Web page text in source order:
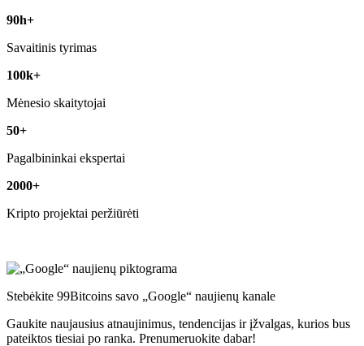
90h+
Savaitinis tyrimas
100k+
Mėnesio skaitytojai
50+
Pagalbininkai ekspertai
2000+
Kripto projektai peržiūrėti
Stebėkite 99Bitcoins savo „Google“ naujienų kanale
Gaukite naujausius atnaujinimus, tendencijas ir įžvalgas, kurios bus
pateiktos tiesiai po ranka. Prenumeruokite dabar!